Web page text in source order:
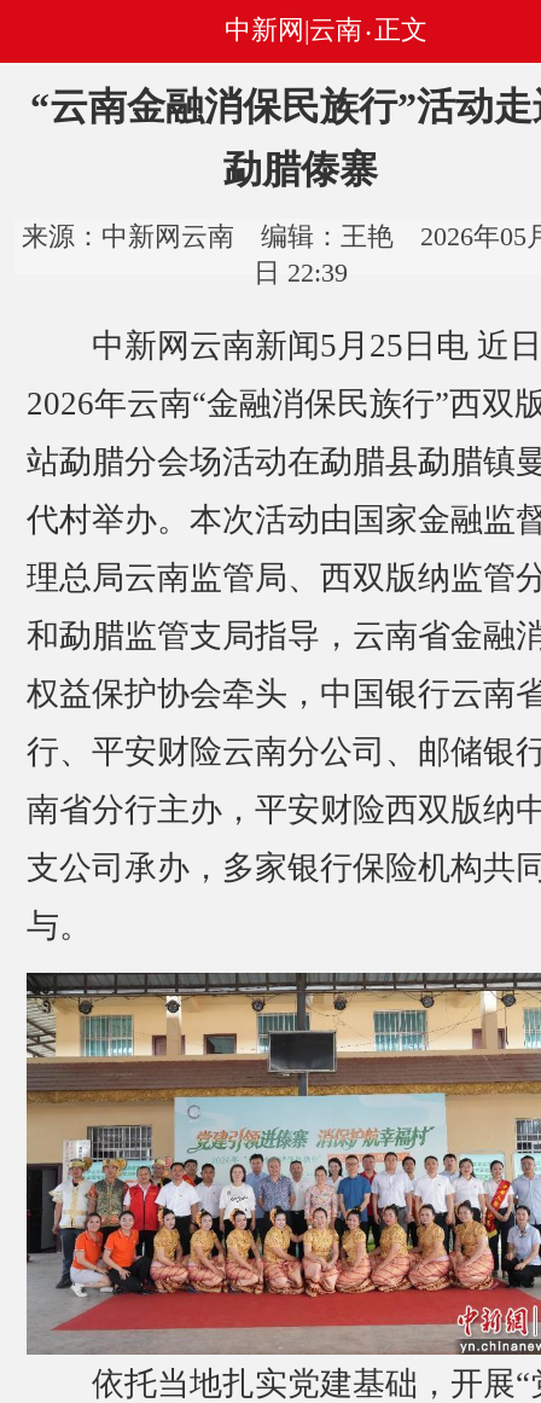
中新网|云南 • 正文
“云南金融消保民族行”活动走
勐腊傣寨
来源：中新网云南 编辑：王艳 2026年05
日 22:39
中新网云南新闻5月25日电 近
2026年云南“金融消保民族行”西双
站勐腊分会场活动在勐腊县勐腊镇
代村举办。本次活动由国家金融监
理总局云南监管局、西双版纳监管
和勐腊监管支局指导，云南省金融
权益保护协会牵头，中国银行云南
行、平安财险云南分公司、邮储银
南省分行主办，平安财险西双版纳
支公司承办，多家银行保险机构共
与。
依托当地扎实党建基础，开展“